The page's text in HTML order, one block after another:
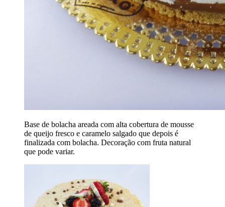
Base de bolacha areada com alta cobertura de mousse
de queijo fresco e caramelo salgado que depois é
finalizada com bolacha. Decoração com fruta natural
que pode variar.